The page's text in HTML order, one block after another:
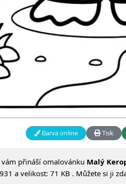
Barva online Tisk
vám přináší omalovánku Malý
a velikost: 71 KB . Můžete si ji